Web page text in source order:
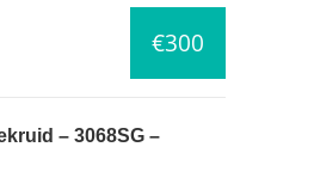
€300
– 3068SG –